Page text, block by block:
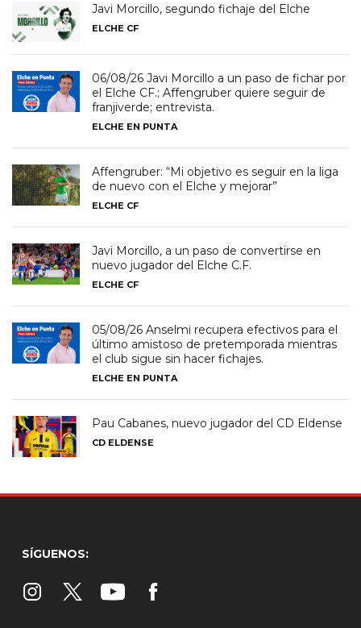
Javi Morcillo, segundo fichaje del Elche
ELCHE CF
06/08/26 Javi Morcillo a un paso de fichar por
el Elche CF.; Affengruber quiere seguir de
franjiverde; entrevista.
ELCHE EN PUNTA
Affengruber: “Mi objetivo es seguir en la liga
de nuevo con el Elche y mejorar”
ELCHE CF
Javi Morcillo, a un paso de convertirse en
nuevo jugador del Elche C.F.
ELCHE CF
05/08/26 Anselmi recupera efectivos para el
último amistoso de pretemporada mientras
el club sigue sin hacer fichajes.
ELCHE EN PUNTA
Pau Cabanes, nuevo jugador del CD Eldense
CD ELDENSE
SÍGUENOS: